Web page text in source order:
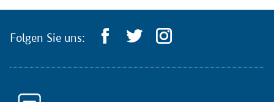
Folgen Sie uns: